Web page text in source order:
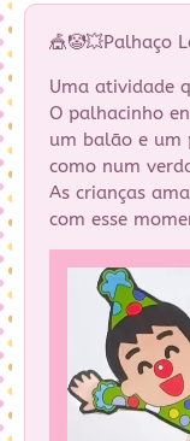
🎪🤡💥Palhaço
Uma atividade
O palhacinho
um balão e um
como num
As crianças
com esse